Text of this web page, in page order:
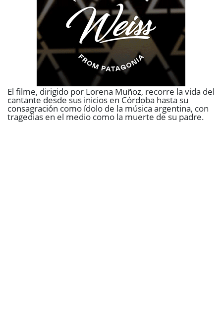
El filme, dirigido por Lorena Muñoz, recorre la vida del
cantante desde sus inicios en Córdoba hasta su
consagración como ídolo de la música argentina, con
tragedias en el medio como la muerte de su padre.